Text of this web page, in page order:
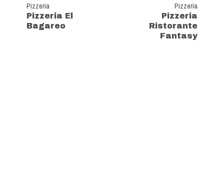
Pizzeria
Pizzeria El
Bagareo
Pizzeria
Pizzeria
Ristorante
Fantasy